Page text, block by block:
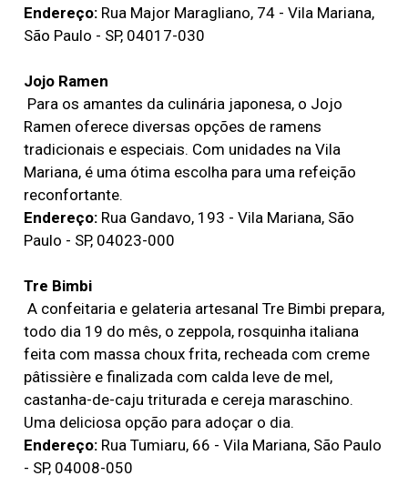
Endereço:Rua Major Maragliano, 74 - Vila Mariana,
São Paulo - SP, 04017-030 ​
Jojo Ramen
Para os amantes da culinária japonesa, o Jojo
Ramen oferece diversas opções de ramens
tradicionais e especiais. Com unidades na Vila
Mariana, é uma ótima escolha para uma refeição
reconfortante.
Endereço:Rua Gandavo, 193 - Vila Mariana, São
Paulo - SP, 04023-000
Tre Bimbi
A confeitaria e gelateria artesanal Tre Bimbi prepara,
todo dia 19 do mês, o zeppola, rosquinha italiana
feita com massa choux frita, recheada com creme
pâtissière e finalizada com calda leve de mel,
castanha-de-caju triturada e cereja maraschino.
Uma deliciosa opção para adoçar o dia.
Endereço:Rua Tumiaru, 66 - Vila Mariana, São Paulo
- SP, 04008-050 ​